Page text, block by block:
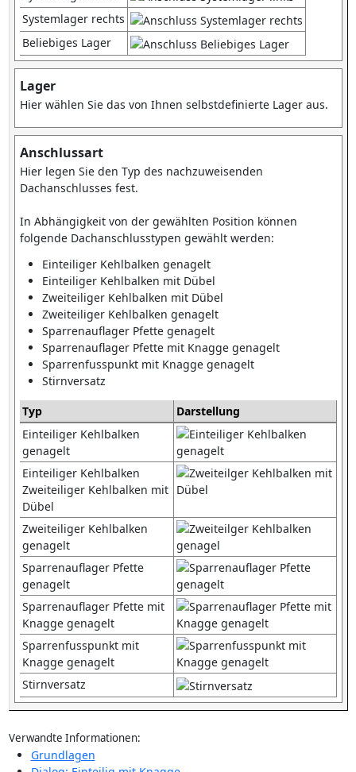
Systemlager rechts
Beliebiges Lager
Lager
Hier wählen Sie das von Ihnen selbstdefinierte Lager aus.
Anschlussart
Hier legen Sie den Typ des nachzuweisenden
Dachanschlusses fest.
In Abhängigkeit von der gewählten Position können
folgende Dachanschlusstypen gewählt werden:
Einteiliger Kehlbalken genagelt
Einteiliger Kehlbalken mit Dübel
Zweiteiliger Kehlbalken mit Dübel
Zweiteiliger Kehlbalken genagelt
Sparrenauflager Pfette genagelt
Sparrenauflager Pfette mit Knagge genagelt
Sparrenfusspunkt mit Knagge genagelt
Stirnversatz
Typ
Darstellung
Einteiliger Kehlbalken
genagelt
Einteiliger Kehlbalken
Zweiteiliger Kehlbalken mit
Dübel
Zweiteiliger Kehlbalken
genagelt
Sparrenauflager Pfette
genagelt
Sparrenauflager Pfette mit
Knagge genagelt
Sparrenfusspunkt mit
Knagge genagelt
Stirnversatz
Verwandte Informationen:
Grundlagen